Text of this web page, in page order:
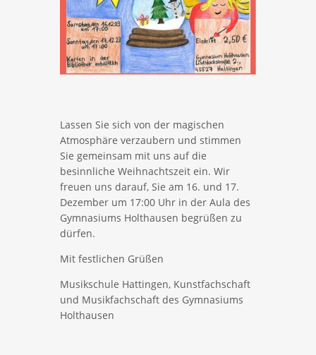
Lassen Sie sich von der magischen
Atmosphäre verzaubern und stimmen
Sie gemeinsam mit uns auf die
besinnliche Weihnachtszeit ein. Wir
freuen uns darauf, Sie am 16. und 17.
Dezember um 17:00 Uhr in der Aula des
Gymnasiums Holthausen begrüßen zu
dürfen.
Mit festlichen Grüßen
Musikschule Hattingen, Kunstfachschaft
und Musikfachschaft des Gymnasiums
Holthausen